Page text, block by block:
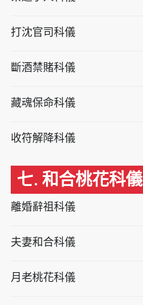
打沈官司科儀
斷酒禁賭科儀
藏魂保命科儀
收符解降科儀
七. 和合桃花科儀
離婚辭祖科儀
夫妻和合科儀
月老桃花科儀